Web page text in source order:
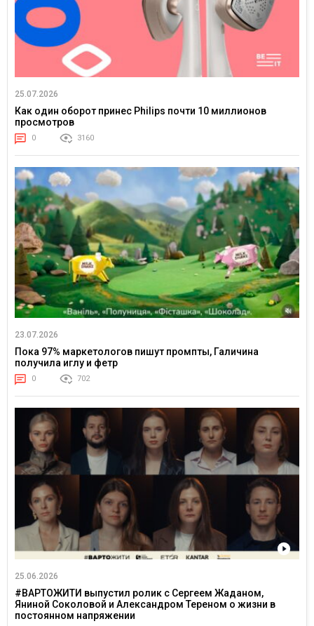
25.07.2026
Как один оборот принес Philips почти 10 миллионов
просмотров
0 3160
23.07.2026
Пока 97% маркетологов пишут промпты, Галичина
получила иглу и фетр
0 702
25.06.2026
#ВАРТОЖИТИ выпустил ролик с Сергеем Жаданом,
Яниной Соколовой и Александром Тереном о жизни в
постоянном напряжении